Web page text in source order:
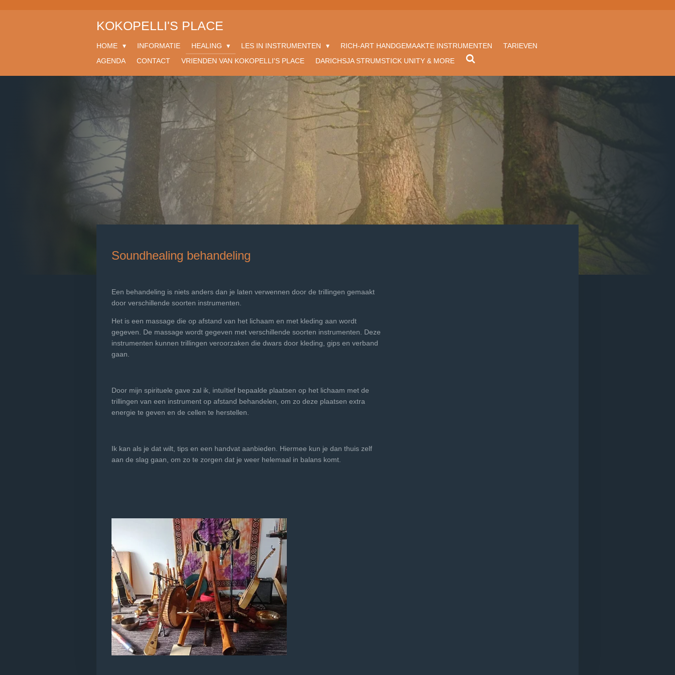
KOKOPELLI'S PLACE
HOME INFORMATIE HEALING LES IN INSTRUMENTEN RICH-ART HANDGEMAAKTE INSTRUMENTEN
TARIEVEN
AGENDA
CONTACT VRIENDEN VAN KOKOPELLI'S PLACE DARICHSJA STRUMSTICK UNITY & MORE
Soundhealing behandeling
Een behandeling is niets anders dan je laten verwennen door de trillingen gemaakt
door verschillende soorten instrumenten.
Het is een massage die op afstand van het lichaam en met kleding aan wordt
gegeven. De massage wordt gegeven met verschillende soorten instrumenten. Deze
instrumenten kunnen trillingen veroorzaken die dwars door kleding, gips en verband
gaan.
Door mijn spirituele gave zal ik, intuïtief bepaalde plaatsen op het lichaam met de
trillingen van een instrument op afstand behandelen, om zo deze plaatsen extra
energie te geven en de cellen te herstellen.
Ik kan als je dat wilt, tips en een handvat aanbieden. Hiermee kun je dan thuis zelf
aan de slag gaan, om zo te zorgen dat je weer helemaal in balans komt.